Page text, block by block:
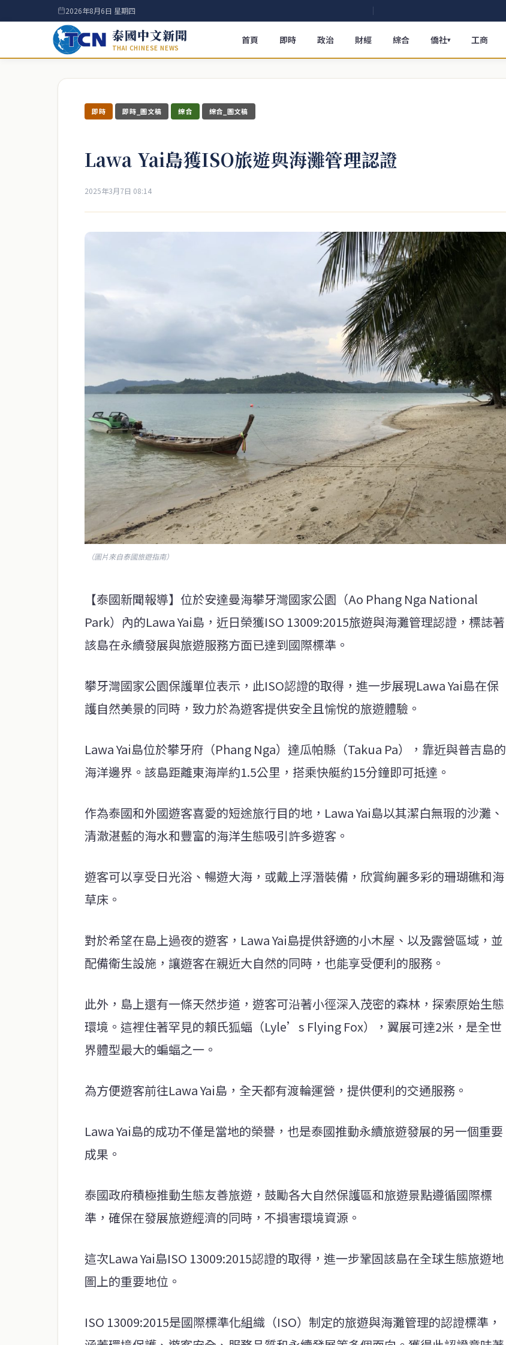
2026年8月6日 星期四
泰國中文新聞
THAI CHINESE NEWS
首頁 即時 政治 財經 綜合 僑社▾ 工商
即時 即時_圖文稿 綜合 綜合_圖文稿
Lawa Yai島獲ISO旅遊與海灘管理認證
2025年3月7日 08:14
（圖片來自泰國旅遊指南）
【泰國新聞報導】位於安達曼海攀牙灣國家公園（Ao Phang Nga National
Park）內的Lawa Yai島，近日榮獲ISO 13009:2015旅遊與海灘管理認證，標誌著
該島在永續發展與旅遊服務方面已達到國際標準。
攀牙灣國家公園保護單位表示，此ISO認證的取得，進一步展現Lawa Yai島在保
護自然美景的同時，致力於為遊客提供安全且愉悅的旅遊體驗。
Lawa Yai島位於攀牙府（Phang Nga）達瓜帕縣（Takua Pa），靠近與普吉島的
海洋邊界。該島距離東海岸約1.5公里，搭乘快艇約15分鐘即可抵達。
作為泰國和外國遊客喜愛的短途旅行目的地，Lawa Yai島以其潔白無瑕的沙灘、
清澈湛藍的海水和豐富的海洋生態吸引許多遊客。
遊客可以享受日光浴、暢遊大海，或戴上浮潛裝備，欣賞絢麗多彩的珊瑚礁和海
草床。
對於希望在島上過夜的遊客，Lawa Yai島提供舒適的小木屋、以及露營區域，並
配備衛生設施，讓遊客在親近大自然的同時，也能享受便利的服務。
此外，島上還有一條天然步道，遊客可沿著小徑深入茂密的森林，探索原始生態
環境。這裡住著罕見的賴氏狐蝠（Lyle’s Flying Fox），翼展可達2米，是全世
界體型最大的蝙蝠之一。
為方便遊客前往Lawa Yai島，全天都有渡輪運營，提供便利的交通服務。
Lawa Yai島的成功不僅是當地的榮譽，也是泰國推動永續旅遊發展的另一個重要
成果。
泰國政府積極推動生態友善旅遊，鼓勵各大自然保護區和旅遊景點遵循國際標
準，確保在發展旅遊經濟的同時，不損害環境資源。
這次Lawa Yai島ISO 13009:2015認證的取得，進一步鞏固該島在全球生態旅遊地
圖上的重要地位。
ISO 13009:2015是國際標準化組織（ISO）制定的旅遊與海灘管理的認證標準，